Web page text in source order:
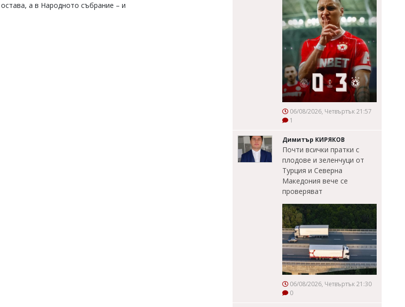
а в Народното събрание – и
06/08/2026, Четвъртък 21:57
1
Димитър КИРЯКОВ
Почти всички пратки с
плодове и зеленчуци от
Турция и Северна
Македония вече се
проверяват
06/08/2026, Четвъртък 21:30
0